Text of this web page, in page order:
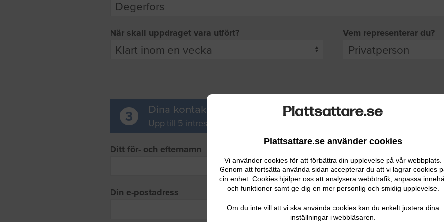
Plattsattare.se använder cookies
Vi använder cookies för att förbättra din upplevelse på vår webbplats.
Genom att fortsätta använda sidan accepterar du att vi lagrar cookies
din enhet. Cookies hjälper oss att analysera webbtrafik, anpassa
och funktioner samt ge dig en mer personlig och smidig upplevelse.
Om du inte vill att vi ska använda cookies kan du enkelt justera dina
inställningar i webbläsaren.
När skall uppdraget vara utfört? Vem representerar du?
3 Dina kontaktuppgifter
Upp till 5 intresserade leverantörer får möjlighet att ta kontakt med dig.
Ditt för- och efternamn
Din e-postadress Ditt telefonnummer